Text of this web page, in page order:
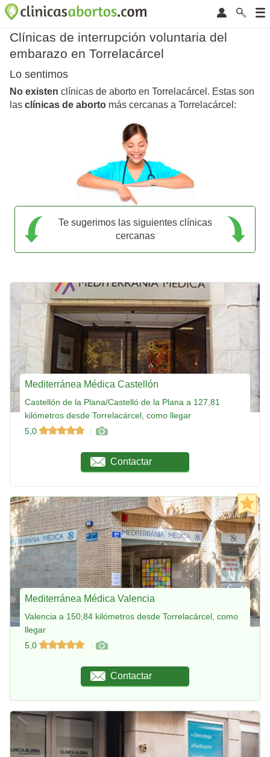
Clínicas de interrupción voluntaria del
embarazo en Torrelacárcel
Lo sentimos
No existen clínicas de aborto en Torrelacárcel. Estas son
las clínicas de aborto más cercanas a Torrelacárcel:
Te sugerimos las siguientes clínicas
cercanas
Mediterránea Médica Castellón
Castellón de la Plana/Castelló de la Plana a 127,81
kilómetros desde Torrelacárcel, como llegar
5,0
Contactar
Mediterránea Médica Valencia
Valencia a 150,84 kilómetros desde Torrelacárcel, como
llegar
5,0
Contactar